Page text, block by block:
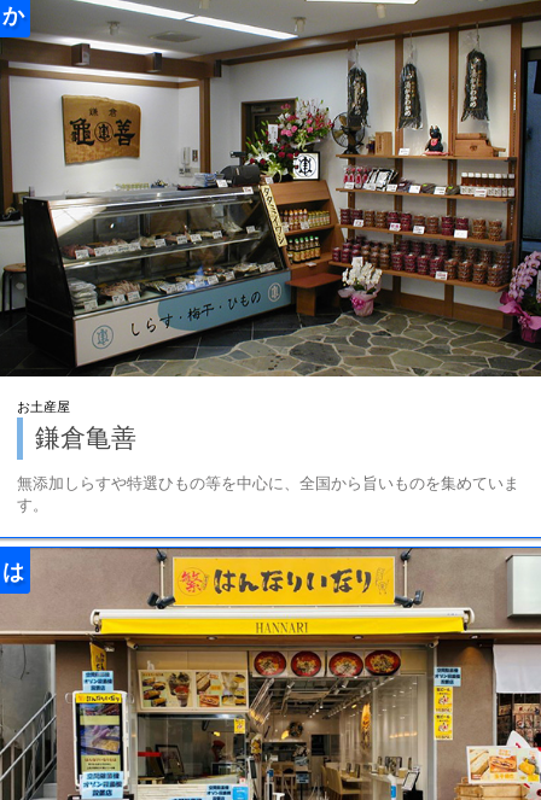
か
お土産屋
鎌倉亀善
無添加しらすや特選ひもの等を中心に、全国から旨いものを集めていま
す。
は